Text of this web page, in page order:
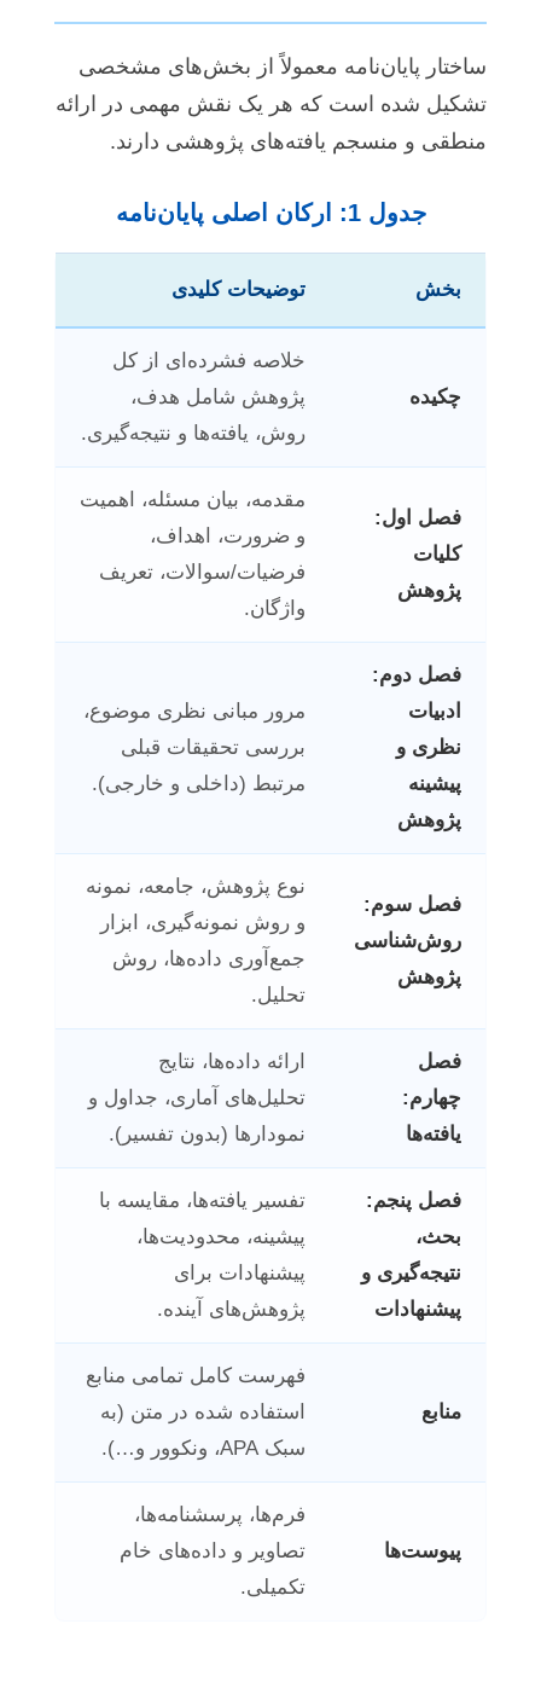
ساختار پایان‌نامه معمولاً از بخش‌های مشخصی
تشکیل شده است که هر یک نقش مهمی در ارائه
منطقی و منسجم یافته‌های پژوهشی دارند.
جدول 1: ارکان اصلی پایان‌نامه
بخش توضیحات کلیدی
چکیده
خلاصه فشرده‌ای از کل
پژوهش شامل هدف،
روش، یافته‌ها و نتیجه‌گیری.
فصل اول:
کلیات
پژوهش
مقدمه، بیان مسئله، اهمیت
و ضرورت، اهداف،
فرضیات/سوالات، تعریف
واژگان.
فصل دوم:
ادبیات
نظری و
پیشینه
پژوهش
مرور مبانی نظری موضوع،
بررسی تحقیقات قبلی
مرتبط (داخلی و خارجی).
فصل سوم:
روش‌شناسی
پژوهش
نوع پژوهش، جامعه، نمونه
و روش نمونه‌گیری، ابزار
جمع‌آوری داده‌ها، روش
تحلیل.
فصل
چهارم:
یافته‌ها
ارائه داده‌ها، نتایج
تحلیل‌های آماری، جداول و
نمودارها (بدون تفسیر).
فصل پنجم:
بحث،
نتیجه‌گیری و
پیشنهادات
تفسیر یافته‌ها، مقایسه با
پیشینه، محدودیت‌ها،
پیشنهادات برای
پژوهش‌های آینده.
منابع
فهرست کامل تمامی منابع
استفاده شده در متن (به
سبک APA، ونکوور و…).
پیوست‌ها
فرم‌ها، پرسشنامه‌ها،
تصاویر و داده‌های خام
تکمیلی.